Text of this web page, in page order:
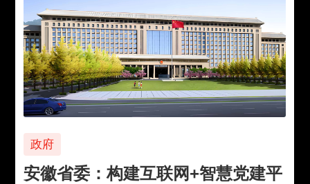
政府
安徽省委：构建互联网+智慧党建平